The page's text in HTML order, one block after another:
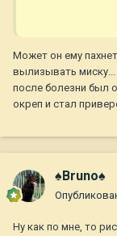
Может он ему
вылизывать
после болезни был
окреп и стал
♠Bruno♠
Ну как по мне, то